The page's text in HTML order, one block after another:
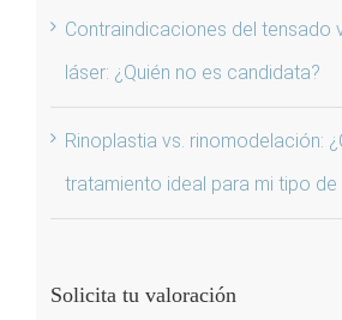
Contraindicaciones del tensado
láser: ¿Quién no es candidata?
Rinoplastia vs. rinomodelación:
tratamiento ideal para mi tipo de
Solicita tu valoración